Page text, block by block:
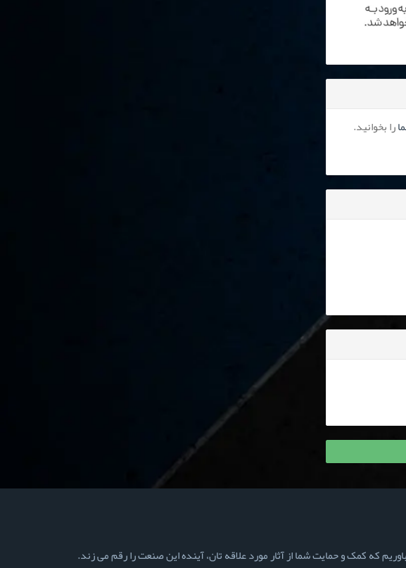
را بخوانید.
که کمک و حمایت شما از آثار مورد علاقه تان، آینده این صنعت را رقم می زند.